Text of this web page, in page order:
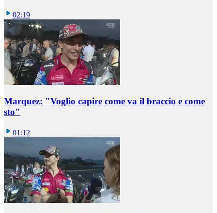
02:19
Marquez: "Voglio capire come va il braccio e come
sto"
01:12